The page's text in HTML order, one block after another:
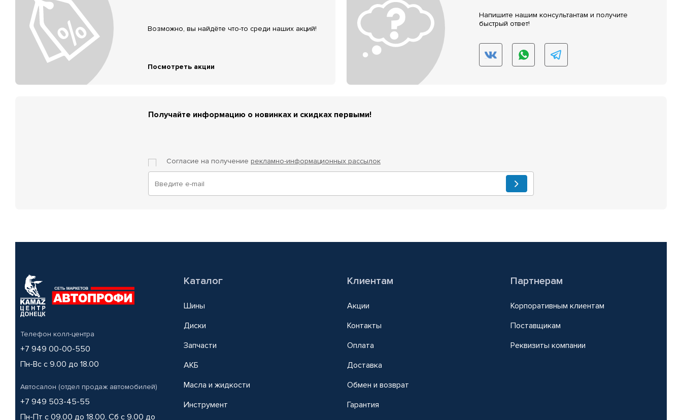
Возможно, вы найдёте что-то среди наших акций!
Посмотреть акции
Напишите нашим консультантам и получите
быстрый ответ!
Получайте информацию о новинках и скидках первыми!
Согласие на получение рекламно-информационных рассылок
Телефон колл-центра
+7 949 00-00-550
Пн-Вс с 9.00 до 18.00
Автосалон (отдел продаж автомобилей)
+7 949 503-45-55
Пн-Пт с 09.00 до 18.00, Сб с 9.00 до
Каталог
Шины
Диски
Запчасти
АКБ
Масла и жидкости
Инструмент
Клиентам
Акции
Контакты
Оплата
Доставка
Обмен и возврат
Гарантия
Партнерам
Корпоративным клиентам
Поставщикам
Реквизиты компании